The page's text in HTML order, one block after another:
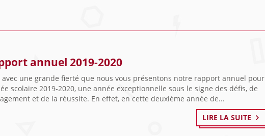
annuel 2019-2020
avec une grande fierté que nous vous présentons notre rapport annuel pour
scolaire 2019-2020, une année exceptionnelle sous le signe des défis, de
et de la réussite. En effet, en cette deuxième année de...
LIRE LA SUITE